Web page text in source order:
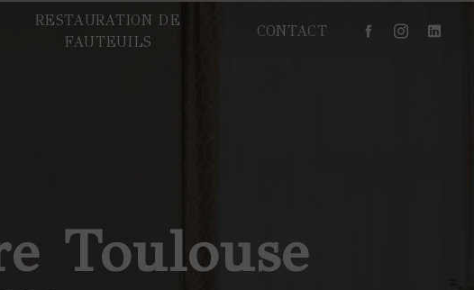
RESTAURATION DE
FAUTEUILS
CONTACT
Toulouse